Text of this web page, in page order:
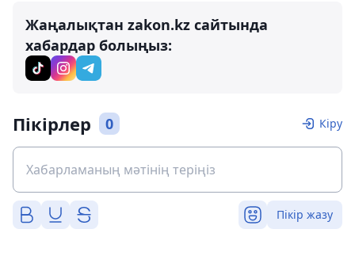
Жаңалықтан zakon.kz сайтында
хабардар болыңыз:
Пікірлер 0 Кіру
Пікір жазу